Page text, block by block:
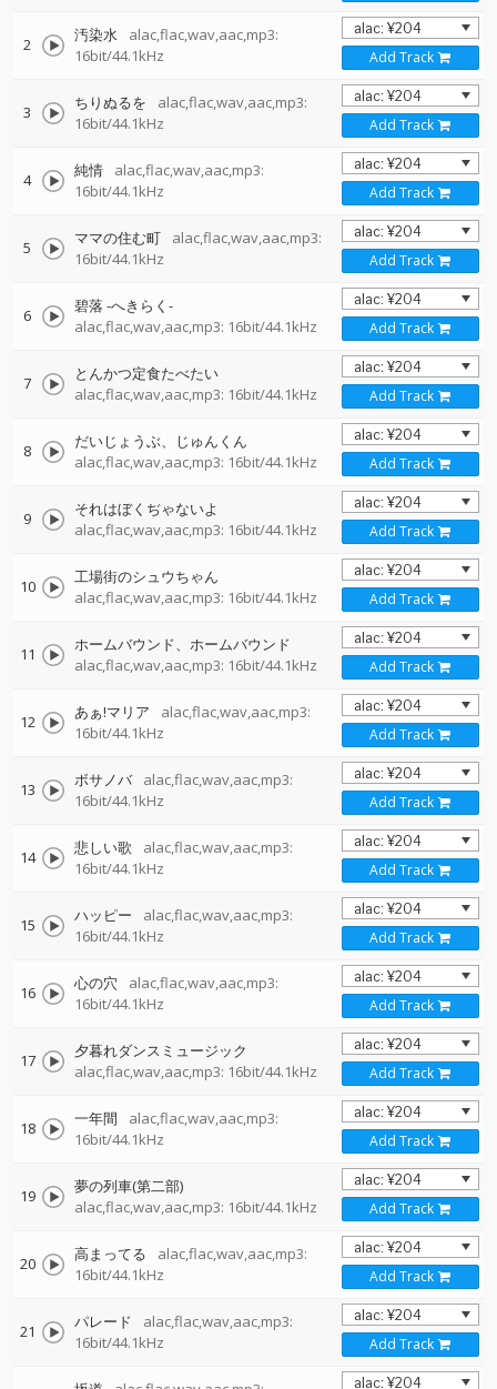
2 汚染水
alac,flac,wav,aac,mp3:
16bit/44.1kHz
Add Track
3 ちりぬるを
alac,flac,wav,aac,mp3:
16bit/44.1kHz
Add Track
4 純情
alac,flac,wav,aac,mp3:
16bit/44.1kHz
Add Track
5 ママの住む町
alac,flac,wav,aac,mp3:
16bit/44.1kHz
Add Track
6
碧落 -へきらく-
alac,flac,wav,aac,mp3: 16bit/44.1kHz
Add Track
7
とんかつ定食たべたい
alac,flac,wav,aac,mp3: 16bit/44.1kHz
Add Track
8
だいじょうぶ、じゅんくん
alac,flac,wav,aac,mp3: 16bit/44.1kHz
Add Track
9
それはぼくぢゃないよ
alac,flac,wav,aac,mp3: 16bit/44.1kHz
Add Track
10
工場街のシュウちゃん
alac,flac,wav,aac,mp3: 16bit/44.1kHz
Add Track
11
ホームバウンド、ホームバウンド
alac,flac,wav,aac,mp3: 16bit/44.1kHz
Add Track
12 あぁ!マリア
alac,flac,wav,aac,mp3:
16bit/44.1kHz
Add Track
13 ボサノバ
alac,flac,wav,aac,mp3:
16bit/44.1kHz
Add Track
14 悲しい歌
alac,flac,wav,aac,mp3:
16bit/44.1kHz
Add Track
15 ハッピー
alac,flac,wav,aac,mp3:
16bit/44.1kHz
Add Track
16 心の穴
alac,flac,wav,aac,mp3:
16bit/44.1kHz
Add Track
17
夕暮れダンスミュージック
alac,flac,wav,aac,mp3: 16bit/44.1kHz
Add Track
18 一年間
alac,flac,wav,aac,mp3:
16bit/44.1kHz
Add Track
19
夢の列車(第二部)
alac,flac,wav,aac,mp3: 16bit/44.1kHz
Add Track
20 高まってる
alac,flac,wav,aac,mp3:
16bit/44.1kHz
Add Track
21 パレード
alac,flac,wav,aac,mp3:
16bit/44.1kHz
Add Track